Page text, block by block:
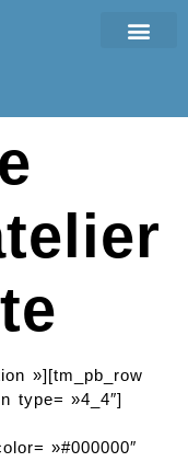
»][tm_pb_row
type= »4_4″]
»#000000″